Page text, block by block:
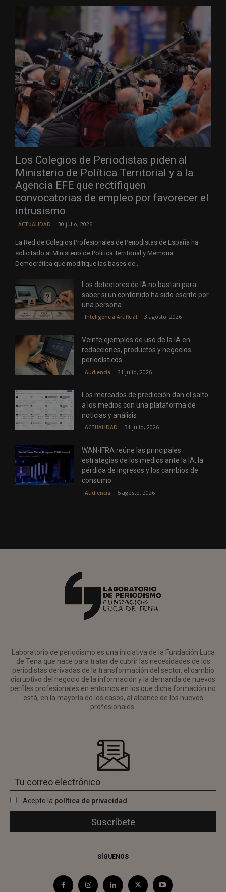
Los Colegios de Periodistas piden al
Ministerio de Política Territorial y a la
Agencia EFE que rectifiquen
convocatorias de empleo por favorecer el
intrusismo
ACTUALIDAD 30 julio, 2026
La Red de Colegios Profesionales de Periodistas de España ha
solicitado al Ministerio de Política Territorial y Memoria
Democrática que modifique las bases de...
Los detectores de IA no bastan para
saber si un contenido ha sido escrito por
una persona
Inteligencia Artificial 3 agosto, 2026
Veinte ejemplos de uso de la IA en
redacciones, productos y negocios
periodísticos
Audiencia 31 julio, 2026
Los mercados de predicción dan el salto
a los medios con una plataforma de
noticias y análisis
ACTUALIDAD 31 julio, 2026
WAN-IFRA reúne las principales
estrategias de los medios ante la IA, la
pérdida de ingresos y los cambios de
consumo
Audiencia 5 agosto, 2026
Laboratorio de periodismo es una iniciativa de la Fundación Luca
de Tena que nace para tratar de cubrir las necesidades de los
periodistas derivadas de la transformación del sector, el cambio
disruptivo del negocio de la información y la demanda de nuevos
perfiles profesionales en entornos en los que dicha formación no
está, en la mayoría de los casos, al alcance de los nuevos
profesionales.
Acepto la política de privacidad
SÍGUENOS